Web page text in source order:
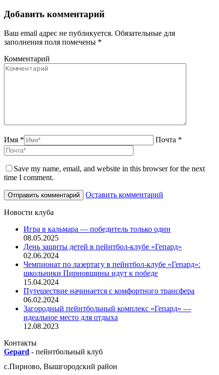
Добавить комментарий
Ваш email адрес не публикуется. Обязательные для
заполнения поля помечены *
Комментарий
Имя * Почта *
Save my name, email, and website in this browser for the next
time I comment.
Оставить комментарий
Новости клуба
Игра в кальмара — победитель только один
08.05.2025
День защиты детей в пейнтбол-клубе «Гепард»
02.06.2024
Чемпионат по лазертагу в пейнтбол-клубе «Гепард»:
школьники Пирновщины идут к победе
15.04.2024
Путешествие начинается с комфортного трансфера
06.02.2024
Загородный пейнтбольный комплекс «Гепард» —
идеальное место для отдыха
12.08.2023
Контакты
Gepard - пейнтбольный клуб
с.Пирново, Вышгородский район